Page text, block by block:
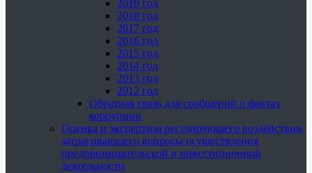
2019 год
2018 год
2017 год
2016 год
2015 год
2014 год
2013 год
2012 год
Обратная связь для сообщений о фактах
коррупции
Оценка и экспертиза регулирующего воздействия,
затрагивающего вопросы осуществления
предпринимательской и инвестиционной
деятельности